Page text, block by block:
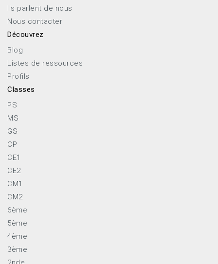
Ils parlent de nous
Nous contacter
Découvrez
Blog
Listes de ressources
Profils
Classes
PS
MS
GS
CP
CE1
CE2
CM1
CM2
6ème
5ème
4ème
3ème